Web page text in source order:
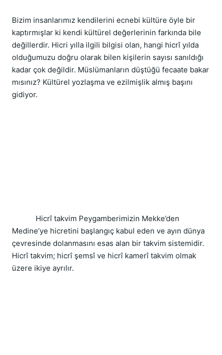
Bizim insanlarımız kendilerini ecnebi kültüre öyle bir
kaptırmışlar ki kendi kültürel değerlerinin farkında bile
değillerdir. Hicri yılla ilgili bilgisi olan, hangi hicrî yılda
olduğumuzu doğru olarak bilen kişilerin sayısı sanıldığı
kadar çok değildir. Müslümanların düştüğü fecaate bakar
mısınız? Kültürel yozlaşma ve ezilmişlik almış başını
gidiyor.
Hicrî takvim Peygamberimizin Mekke’den
Medine’ye hicretini başlangıç kabul eden ve ayın dünya
çevresinde dolanmasını esas alan bir takvim sistemidir.
Hicrî takvim; hicrî şemsî ve hicrî kamerî takvim olmak
üzere ikiye ayrılır.